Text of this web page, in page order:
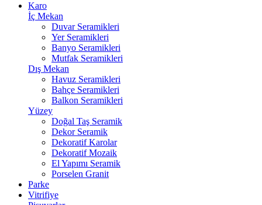
Karo
İç Mekan
Duvar Seramikleri
Yer Seramikleri
Banyo Seramikleri
Mutfak Seramikleri
Dış Mekan
Havuz Seramikleri
Bahçe Seramikleri
Balkon Seramikleri
Yüzey
Doğal Taş Seramik
Dekor Seramik
Dekoratif Karolar
Dekoratif Mozaik
El Yapımı Seramik
Porselen Granit
Parke
Vitrifiye